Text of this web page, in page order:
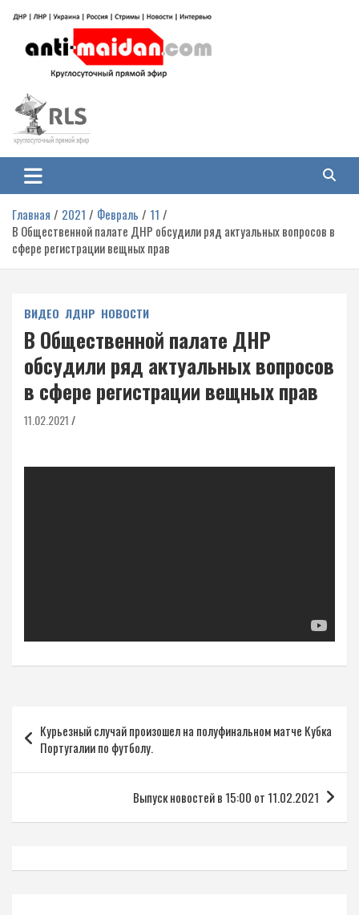
содержимому
Антимайдан: Гражданская война
на Украине
гражданской войне на Украине, включая события в Новороссии, ДНР,
ЛНР и других регионах.
Главная 2021 Февраль
11
В Общественной палате ДНР обсудили ряд актуальных вопросов в
сфере регистрации вещных прав
ВИДЕО ЛДНР НОВОСТИ
В Общественной палате ДНР
обсудили ряд актуальных вопросов
в сфере регистрации вещных прав
11.02.2021
по
записям
Курьезный случай произошел на полуфинальном матче Кубка
Португалии по футболу.
Выпуск новостей в 15:00 от 11.02.2021